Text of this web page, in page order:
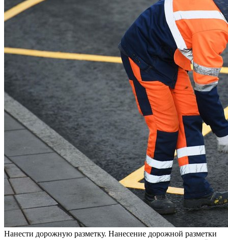
Нaнeсти дорожную разметку. Нанесение дорожной разметки